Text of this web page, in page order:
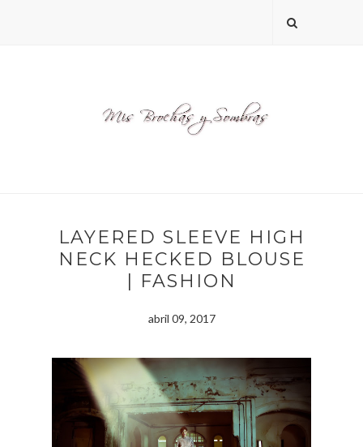
LAYERED SLEEVE HIGH
NECK HECKED BLOUSE
| FASHION
abril 09, 2017